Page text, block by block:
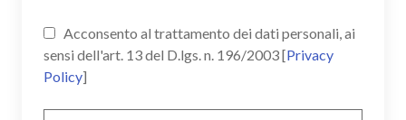
Acconsento al trattamento dei dati personali, ai
sensi dell'art. 13 del D.lgs. n. 196/2003 [Privacy
Policy]